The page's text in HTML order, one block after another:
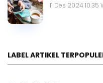
11 Des 2024 10.35
LABEL ARTIKEL